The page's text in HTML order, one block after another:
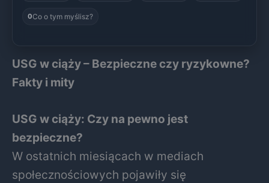
0Co o tym myślisz?
USG w ciąży – Bezpieczne czy ryzykowne?
Fakty i mity
USG w ciąży: Czy na pewno jest
bezpieczne?
W ostatnich miesiącach w mediach
społecznościowych pojawiły się